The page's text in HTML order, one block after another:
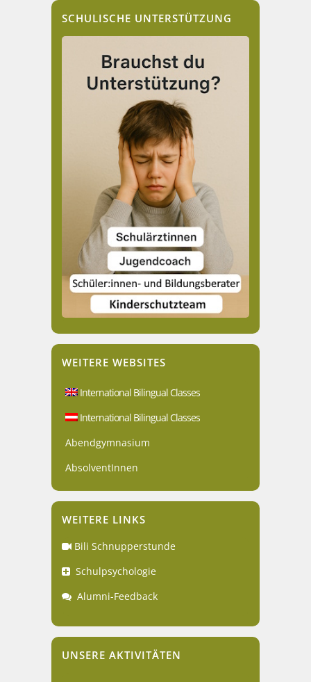
SCHULISCHE UNTERSTÜTZUNG
WEITERE WEBSITES
International Bilingual Classes
International Bilingual Classes
Abendgymnasium
AbsolventInnen
WEITERE LINKS
Bili Schnupperstunde
Schulpsychologie
Alumni-Feedback
UNSERE AKTIVITÄTEN